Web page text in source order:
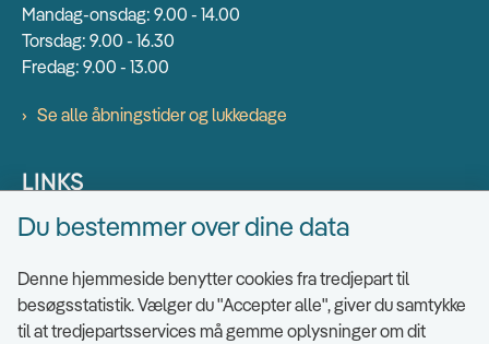
Mandag-onsdag: 9.00 - 14.00
Torsdag: 9.00 - 16.30
Fredag: 9.00 - 13.00
Se alle åbningstider og lukkedage
LINKS
Find EAN numre
Send sikkert
Tilgængelighedserklæring
Cookies
Du bestemmer over dine data
Denne hjemmeside benytter cookies fra tredjepart til
besøgsstatistik. Vælger du "Accepter alle", giver du samtykke
til at tredjepartsservices må gemme oplysninger om dit